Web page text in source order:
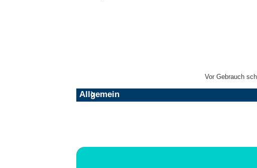
Vor Gebrauch
Allgemein